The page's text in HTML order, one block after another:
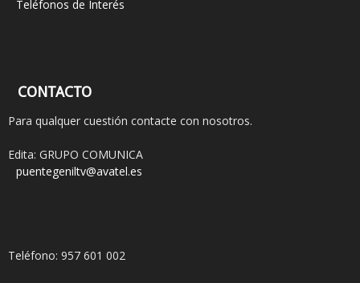
Teléfonos de Interés
CONTACTO
Para qualquer cuestión contacte con nosotros.
Edita: GRUPO COMUNICA
puentegeniltv@avatel.es
Teléfono: 957 601 002